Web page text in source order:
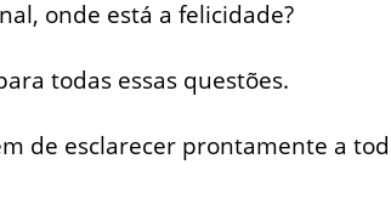
onde está a felicidade?
todas essas questões.
de esclarecer prontamente a